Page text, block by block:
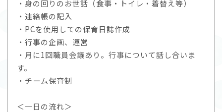
・身の回りのお世話（食事・トイレ・着替え等）
・連絡帳の記入
・PCを使用しての保育日誌作成
・行事の企画、運営
・月に1回職員会議あり。行事について話し合いま
す。
・チーム保育制
＜一日の流れ＞